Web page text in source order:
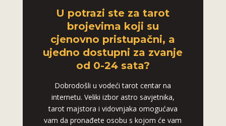
U potrazi ste za tarot
brojevima koji su
cjenovno pristupačni, a
ujedno dostupni za zvanje
od 0-24 sata?
Dobrodošli u vodeći tarot centar na
internetu. Veliki izbor astro savjetnika,
tarot majstora i vidovnjaka omogućava
vam da pronađete osobu s kojom će vam